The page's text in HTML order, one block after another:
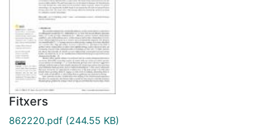
Fitxers
862220.pdf (244.55 KB)